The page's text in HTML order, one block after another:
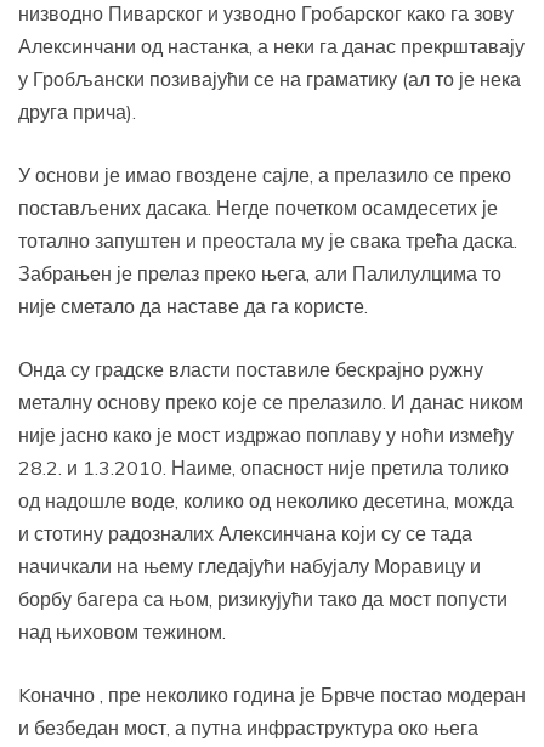
низводно Пиварског и узводно Гробарског како га зову
Алексинчани од настанка, а неки га данас прекрштавају
у Гробљански позивајући се на граматику (ал то је нека
друга прича).
У основи је имао гвоздене сајле, а прелазило се преко
постављених дасака. Негде почетком осамдесетих је
тотално запуштен и преостала му је свака трећа даска.
Забрањен је прелаз преко њега, али Палилулцима то
није сметало да наставе да га користе.
Онда су градске власти поставиле бескрајно ружну
металну основу преко које се прелазило. И данас ником
није јасно како је мост издржао поплаву у ноћи између
28.2. и 1.3.2010. Наиме, опасност није претила толико
од надошле воде, колико од неколико десетина, можда
и стотину радозналих Алексинчана који су се тада
начичкали на њему гледајући набујалу Моравицу и
борбу багера са њом, ризикујући тако да мост попусти
над њиховом тежином.
Kоначно , пре неколико година је Брвче постао модеран
и безбедан мост, а путна инфраструктура око њега